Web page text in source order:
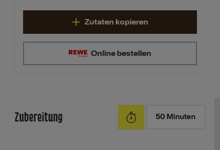
Online bestellen
Zutaten kopieren
Zubereitung 50 Minuten